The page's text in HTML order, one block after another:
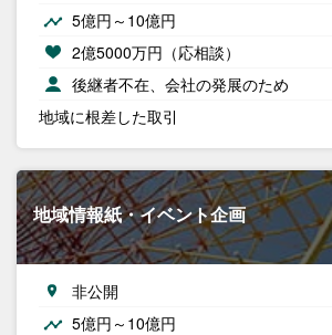
5億円～10億円
2億5000万円（応相談）
後継者不在、会社の発展のため
地域に根差した取引
地域情報紙・イベント企画
非公開
5億円～10億円